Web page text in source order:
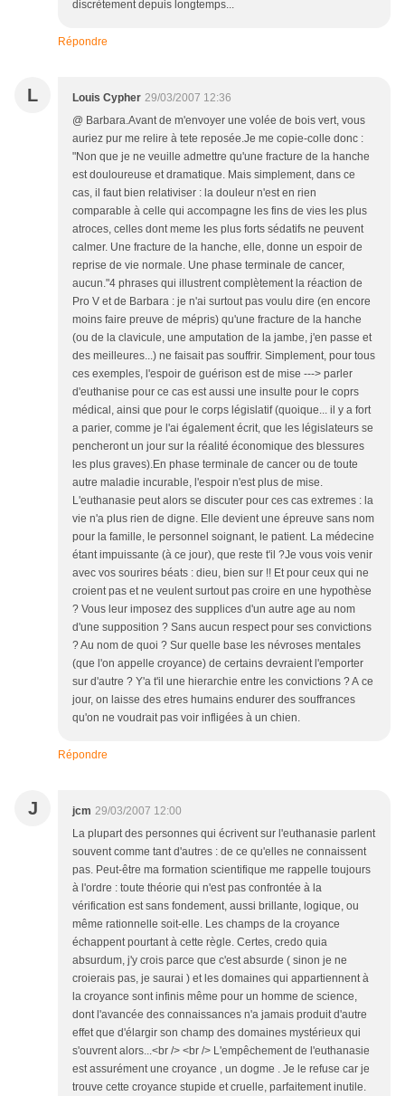
discrètement depuis longtemps...
Répondre
L Louis Cypher 29/03/2007 12:36
@ Barbara.Avant de m'envoyer une volée de bois vert, vous
auriez pur me relire à tete reposée.Je me copie-colle donc :
"Non que je ne veuille admettre qu'une fracture de la hanche
est douloureuse et dramatique. Mais simplement, dans ce
cas, il faut bien relativiser : la douleur n'est en rien
comparable à celle qui accompagne les fins de vies les plus
atroces, celles dont meme les plus forts sédatifs ne peuvent
calmer. Une fracture de la hanche, elle, donne un espoir de
reprise de vie normale. Une phase terminale de cancer,
aucun."4 phrases qui illustrent complètement la réaction de
Pro V et de Barbara : je n'ai surtout pas voulu dire (en encore
moins faire preuve de mépris) qu'une fracture de la hanche
(ou de la clavicule, une amputation de la jambe, j'en passe et
des meilleures...) ne faisait pas souffrir. Simplement, pour tous
ces exemples, l'espoir de guérison est de mise ---> parler
d'euthanise pour ce cas est aussi une insulte pour le coprs
médical, ainsi que pour le corps législatif (quoique... il y a fort
a parier, comme je l'ai également écrit, que les législateurs se
pencheront un jour sur la réalité économique des blessures
les plus graves).En phase terminale de cancer ou de toute
autre maladie incurable, l'espoir n'est plus de mise.
L'euthanasie peut alors se discuter pour ces cas extremes : la
vie n'a plus rien de digne. Elle devient une épreuve sans nom
pour la famille, le personnel soignant, le patient. La médecine
étant impuissante (à ce jour), que reste t'il ?Je vous vois venir
avec vos sourires béats : dieu, bien sur !! Et pour ceux qui ne
croient pas et ne veulent surtout pas croire en une hypothèse
? Vous leur imposez des supplices d'un autre age au nom
d'une supposition ? Sans aucun respect pour ses convictions
? Au nom de quoi ? Sur quelle base les névroses mentales
(que l'on appelle croyance) de certains devraient l'emporter
sur d'autre ? Y'a t'il une hierarchie entre les convictions ? A ce
jour, on laisse des etres humains endurer des souffrances
qu'on ne voudrait pas voir infligées à un chien.
Répondre
J jcm 29/03/2007 12:00
La plupart des personnes qui écrivent sur l'euthanasie parlent
souvent comme tant d'autres : de ce qu'elles ne connaissent
pas. Peut-être ma formation scientifique me rappelle toujours
à l'ordre : toute théorie qui n'est pas confrontée à la
vérification est sans fondement, aussi brillante, logique, ou
même rationnelle soit-elle. Les champs de la croyance
échappent pourtant à cette règle. Certes, credo quia
absurdum, j'y crois parce que c'est absurde ( sinon je ne
croierais pas, je saurai ) et les domaines qui appartiennent à
la croyance sont infinis même pour un homme de science,
dont l'avancée des connaissances n'a jamais produit d'autre
effet que d'élargir son champ des domaines mystérieux qui
s'ouvrent alors...<br /> <br /> L'empêchement de l'euthanasie
est assurément une croyance , un dogme . Je le refuse car je
trouve cette croyance stupide et cruelle, parfaitement inutile.